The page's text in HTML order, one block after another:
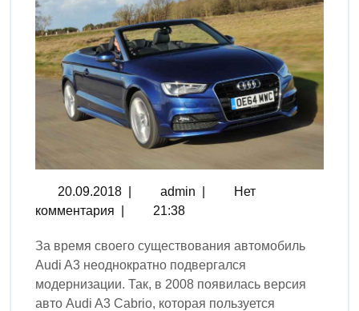
20.09.2018 admin
Нет
комментария
21:38
За время своего существования автомобиль
Audi A3 неоднократно подвергался
модернизации. Так, в 2008 появилась версия
авто Audi A3 Cabrio, которая пользуется